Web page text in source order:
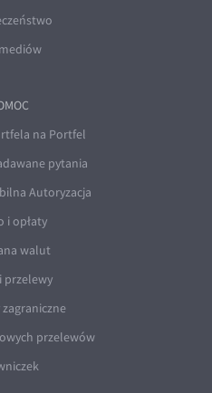
na Portfel
pytania
Autoryzacja
i opłaty
walut
przelewy
przelewów